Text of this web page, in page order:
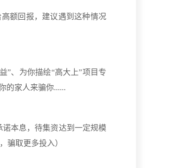
额回报，建议遇到这种情况
”、为你描绘“高大上”项目专
的家人来骗你......
本息，待集资达到一定规模
骗取更多投入）